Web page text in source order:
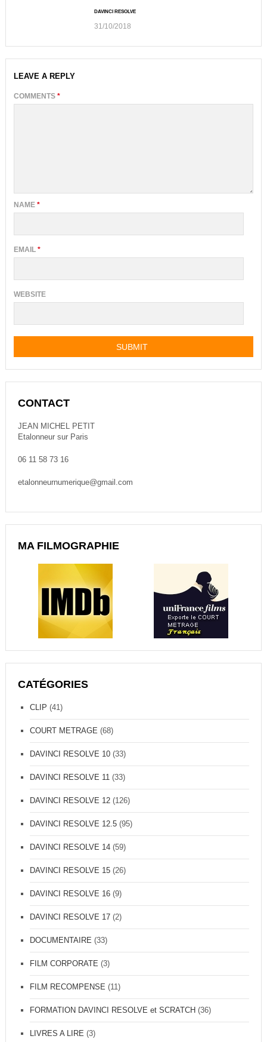
DAVINCI RESOLVE
31/10/2018
LEAVE A REPLY
COMMENTS *
NAME *
EMAIL *
WEBSITE
CONTACT
JEAN MICHEL PETIT
Etalonneur sur Paris
06 11 58 73 16
etalonneurnumerique@gmail.com
MA FILMOGRAPHIE
CATÉGORIES
CLIP (41)
COURT METRAGE (68)
DAVINCI RESOLVE 10(33)
DAVINCI RESOLVE 11(33)
DAVINCI RESOLVE 12(126)
DAVINCI RESOLVE 12.5(95)
DAVINCI RESOLVE 14(59)
DAVINCI RESOLVE 15(26)
DAVINCI RESOLVE 16(9)
DAVINCI RESOLVE 17(2)
DOCUMENTAIRE (33)
FILM CORPORATE (3)
FILM RECOMPENSE (11)
FORMATION DAVINCI RESOLVE et SCRATCH (36)
LIVRES A LIRE (3)